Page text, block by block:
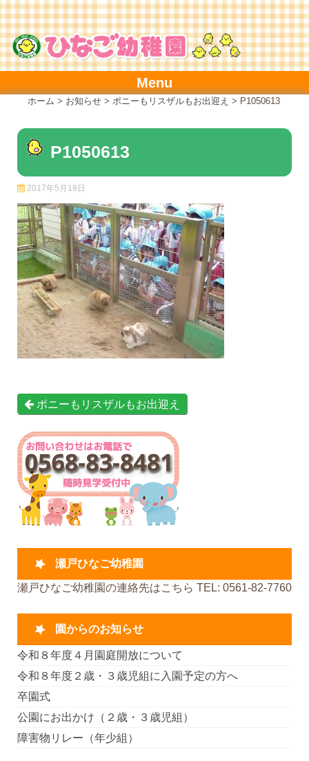
Skip
to
content
Menu
ホーム > お知らせ > ポニーもリスザルもお出迎え > P1050613
P1050613
2017年5月18日
ポニーもリスザルもお出迎え
瀬戸ひなご幼稚園
瀬戸ひなご幼稚園の連絡先はこちら TEL: 0561-82-7760
園からのお知らせ
令和８年度４月園庭開放について
令和８年度２歳・３歳児組に入園予定の方へ
卒園式
公園にお出かけ（２歳・３歳児組）
障害物リレー（年少組）